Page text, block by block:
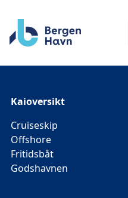
Kaioversikt
Cruiseskip
Offshore
Fritidsbåt
Godshavnen